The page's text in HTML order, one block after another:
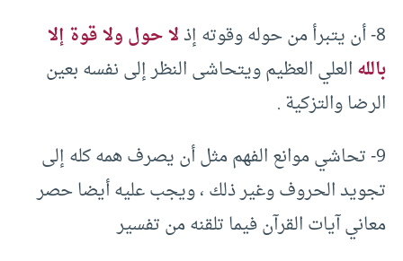
8- أن يتبرأ من حوله وقوته إذ
لا حول ولا قوة إلا
باللهالعلي العظيم ويتحاشى النظر إلى نفسه بعين
الرضا والتزكية .
9- تحاشي موانع الفهم مثل أن يصرف همه كله إلى
تجويد الحروف وغير ذلك ، ويجب عليه أيضا حصر
معاني آيات القرآن فيما تلقنه من تفسير